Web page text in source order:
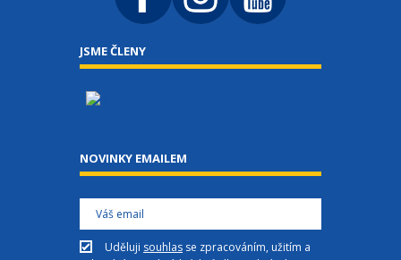
JSME ČLENY
NOVINKY EMAILEM
Uděluji souhlas se zpracováním, užitím a